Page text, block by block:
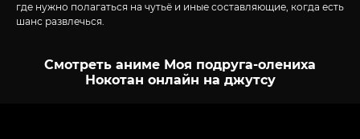
где нужно полагаться на чутьё и иные составляющие, когда есть
шанс развлечься.
Смотреть аниме Моя подруга-олениха
Нокотан онлайн на джутсу